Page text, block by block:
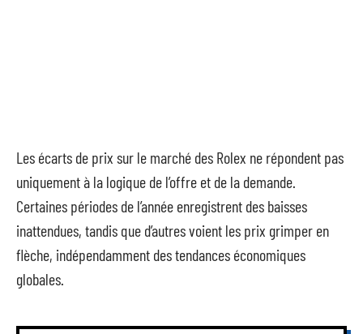
Les écarts de prix sur le marché des Rolex ne répondent pas
uniquement à la logique de l’offre et de la demande.
Certaines périodes de l’année enregistrent des baisses
inattendues, tandis que d’autres voient les prix grimper en
flèche, indépendamment des tendances économiques
globales.